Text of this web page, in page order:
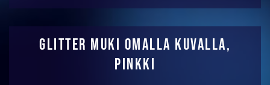
Glitter muki omalla kuvalla,
PINKKI